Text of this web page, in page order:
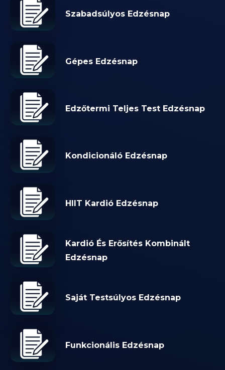
Szabadsúlyos Edzésnap
Gépes Edzésnap
Edzőtermi Teljes Test Edzésnap
Kondicionáló Edzésnap
HIIT Kardió Edzésnap
Kardió És Erősítés Kombinált
Edzésnap
Saját Testsúlyos Edzésnap
Funkcionális Edzésnap